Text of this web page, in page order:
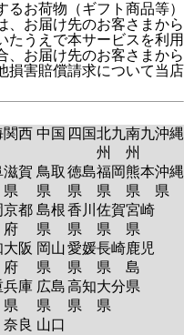
お荷物（ギフト商品等）
、お届け先のお客さまから
たうえで本サービスを利用
、お届け先のお客さまから
損害賠償請求について当店
関西 中国 四国北九
州
南九
州
沖縄
滋賀
県
京都
府
大阪
府
兵庫
県
奈良
鳥取
県
島根
県
岡山
県
広島
県
山口
徳島
県
香川
県
愛媛
県
高知
県
福岡
県
佐賀
県
長崎
県
大分
県
熊本
県
宮崎
県
鹿児
島
県
沖縄
県